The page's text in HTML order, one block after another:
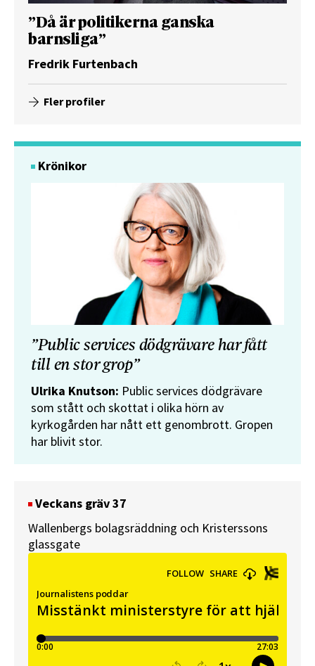
”Då är politikerna ganska
barnsliga”
Fredrik Furtenbach
Fler profiler
Krönikor
”Public services dödgrävare har fått
till en stor grop”
Ulrika Knutson: Public services dödgrävare
som stått och skottat i olika hörn av
kyrkogården har nått ett genombrott. Gropen
har blivit stor.
Veckans gräv 37
Wallenbergs bolagsräddning och Kristerssons
glassgate